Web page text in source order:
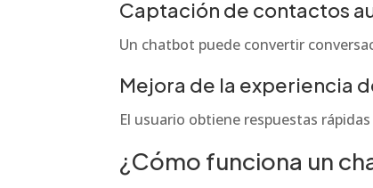
Captación de contactos
Un chatbot puede convertir
Mejora de la experiencia
El usuario obtiene respuestas
¿Cómo funciona un